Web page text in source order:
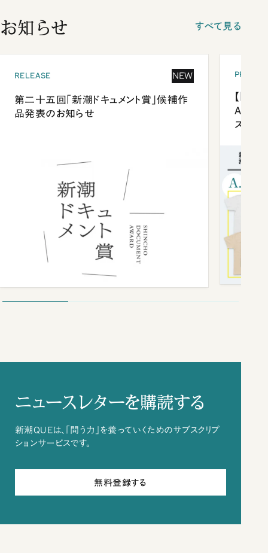
お知らせ すべて見る
RELEASE NEW
第二十五回「新潮ドキュメント賞」候補作
品発表のお知らせ
【「新
ズプレ
ニュースレターを購読する
新潮QUEは、「問う力」を養っていくためのサブスクリプ
ションサービスです。
無料登録する